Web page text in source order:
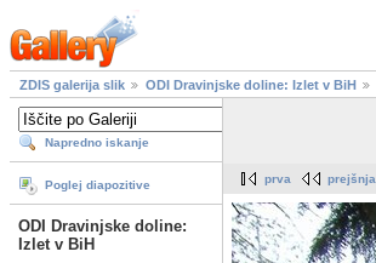
ZDIS galerija slik ODI Dravinjske doline: Izlet v BiH
Napredno iskanje
Poglej diapozitive
ODI Dravinjske doline:
Izlet v BiH
prva prejšnja